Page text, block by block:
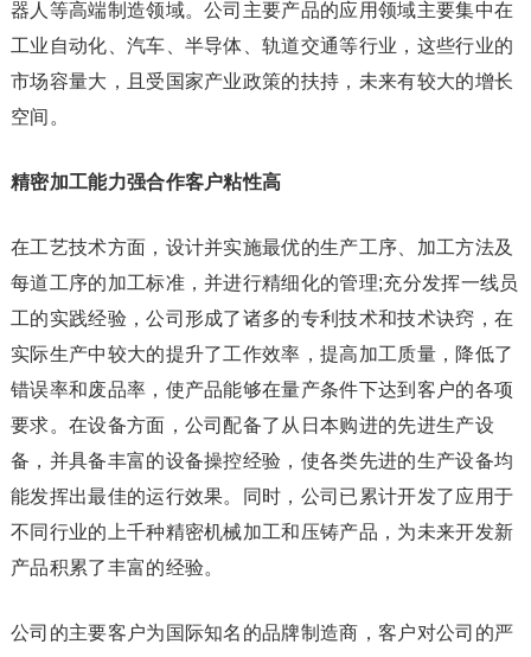
器人等高端制造领域。公司主要产品的应用领域主要集中在
工业自动化、汽车、半导体、轨道交通等行业，这些行业的
市场容量大，且受国家产业政策的扶持，未来有较大的增长
空间。
精密加工能力强合作客户粘性高
在工艺技术方面，设计并实施最优的生产工序、加工方法及
每道工序的加工标准，并进行精细化的管理;充分发挥一线员
工的实践经验，公司形成了诸多的专利技术和技术诀窍，在
实际生产中较大的提升了工作效率，提高加工质量，降低了
错误率和废品率，使产品能够在量产条件下达到客户的各项
要求。在设备方面，公司配备了从日本购进的先进生产设
备，并具备丰富的设备操控经验，使各类先进的生产设备均
能发挥出最佳的运行效果。同时，公司已累计开发了应用于
不同行业的上千种精密机械加工和压铸产品，为未来开发新
产品积累了丰富的经验。
公司的主要客户为国际知名的品牌制造商，客户对公司的严